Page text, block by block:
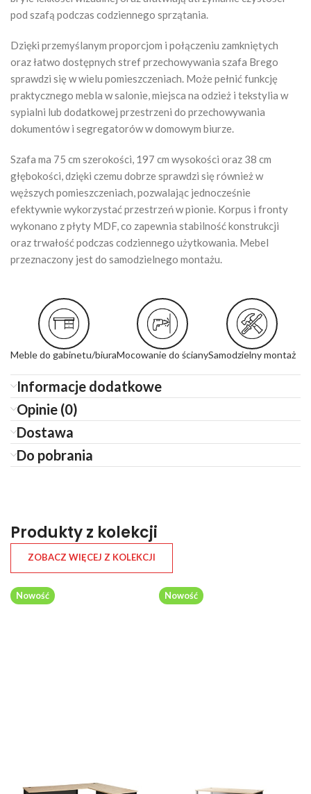
pod szafą podczas codziennego sprzątania.
Dzięki przemyślanym proporcjom i połączeniu zamkniętych
oraz łatwo dostępnych stref przechowywania szafa Brego
sprawdzi się w wielu pomieszczeniach. Może pełnić funkcję
praktycznego mebla w salonie, miejsca na odzież i tekstylia w
sypialni lub dodatkowej przestrzeni do przechowywania
dokumentów i segregatorów w domowym biurze.
Szafa ma 75 cm szerokości, 197 cm wysokości oraz 38 cm
głębokości, dzięki czemu dobrze sprawdzi się również w
węższych pomieszczeniach, pozwalając jednocześnie
efektywnie wykorzystać przestrzeń w pionie. Korpus i fronty
wykonano z płyty MDF, co zapewnia stabilność konstrukcji
oraz trwałość podczas codziennego użytkowania. Mebel
przeznaczony jest do samodzielnego montażu.
Meble do gabinetu/biuraMocowanie do ścianySamodzielny montaż
Informacje dodatkowe
Opinie (0)
Dostawa
Do pobrania
Produkty z kolekcji
ZOBACZ WIĘCEJ Z KOLEKCJI
Nowość Nowość